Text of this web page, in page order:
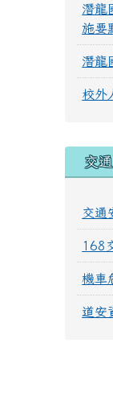
潛龍
施要
潛龍
校外
交
交通
168
機車
道安